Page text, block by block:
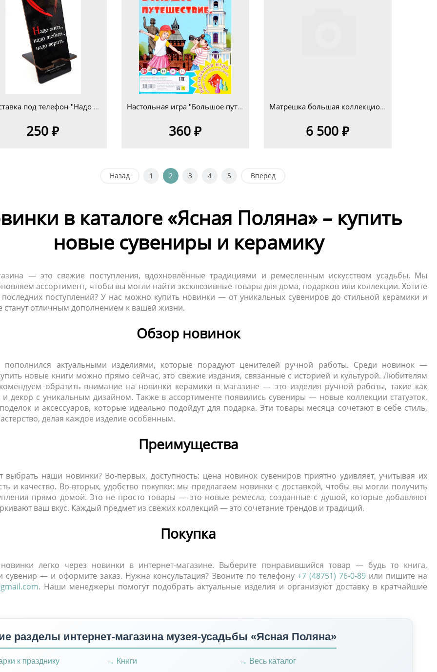
Подставка под телефон "Надо жить.."
250 ₽
Настольная игра "Большое путешествие. Тульская область"
360 ₽
Матрешка большая коллекционная
6 500 ₽
Назад 1 2 3 4 5 Вперед
в каталоге «Ясная Поляна» – купить
новые сувениры и керамику
— это свежие поступления, вдохновлённые традициями и ремесленным искусством усадьбы. Мы
ассортимент, чтобы вы могли найти эксклюзивные товары для дома, подарков или коллекции. Хотите
поступлений? У нас можно купить новинки — от уникальных сувениров до стильной керамики и
станут отличным дополнением к вашей жизни.
Обзор новинок
пополнился актуальными изделиями, которые порадуют ценителей ручной работы. Среди новинок —
новые книги можно прямо сейчас, это свежие издания, связанные с историей и культурой. Любителям
обратить внимание на новинки керамики в магазине — это изделия ручной работы, такие как
декор с уникальным дизайном. Также в ассортименте появились сувениры — новые коллекции статуэток,
и аксессуаров, которые идеально подойдут для подарка. Эти товары месяца сочетают в себе стиль,
делая каждое изделие особенным.
Преимущества
выбрать наши новинки? Во-первых, доступность: цена новинок сувениров приятно удивляет, учитывая их
и качество. Во-вторых, удобство покупки: мы предлагаем новинки с доставкой, чтобы вы могли получить
прямо домой. Это не просто товары — это новые ремесла, созданные с душой, которые добавляют
ваш вкус. Каждый предмет из свежих коллекций — это сочетание трендов и традиций.
Покупка
легко через новинки в интернет-магазине. Выберите понравившийся товар — будь то книга,
сувенир — и оформите заказ. Нужна консультация? Звоните по телефону +7 (48751) 76-0-89или пишите на
. Наши менеджеры помогут подобрать актуальные изделия и организуют доставку в кратчайшие
разделы интернет-магазина музея-усадьбы «Ясная Поляна»
к празднику Книги Весь каталог